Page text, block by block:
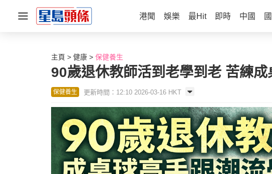
港聞 娛樂 最Hit 即時 中國
主頁 健康 保健養生
90歲退休教師活到老學到老 苦練
保健養生 更新時間：12:10 2026-03-16 HKT